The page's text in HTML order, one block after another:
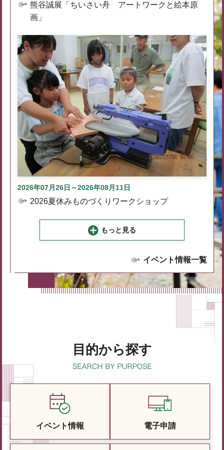
熊谷誠展「ちいさい舟 アートワークと絵本原
画」
2026年07月26日～2026年08月11日
2026夏休みものづくりワークショップ
もっと見る
イベント情報一覧
目的から探す
イベント情報 電子申請